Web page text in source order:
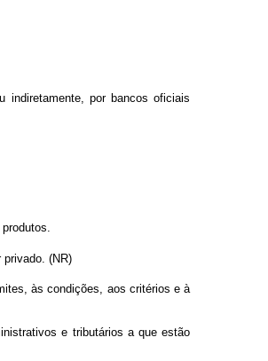
indiretamente, por bancos oficiais
(NR)
às condições, aos critérios e à
e tributários a que estão